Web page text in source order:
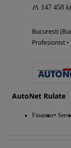
147 458
Bucuresti
Profesionist
AutoNet Rulate
Finantare